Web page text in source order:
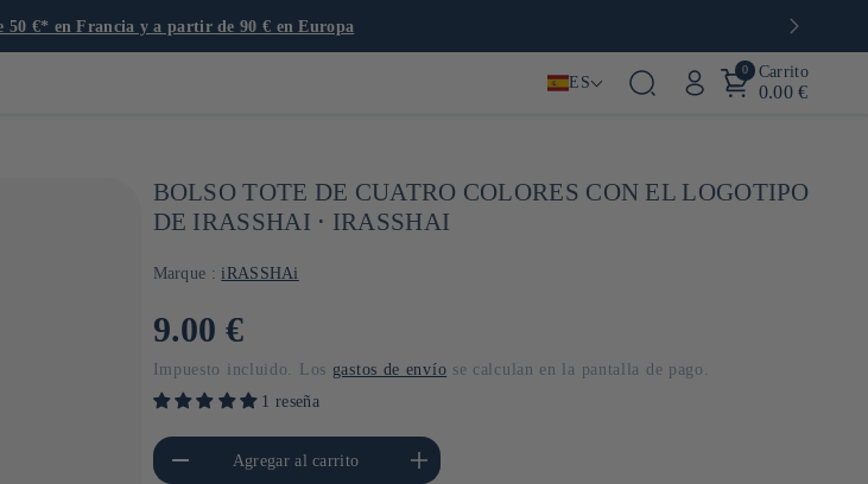
🍙 Restaurantes, tienda y cafetería en
ES
0 Carrito
0.00 €
BOLSO TOTE DE CUATRO COLORES CON EL LOGOTIPO
DE IRASSHAI ⋅ IRASSHAI
Marque : iRASSHAi
Precio
habitual
9.00 €
Impuesto incluido. Los gastos de envío se calculan en la pantalla de pago.
1 reseña
Reducir cantidad para Default
Title
Agregar al carrito
Aumentar cantidad para Default
Title